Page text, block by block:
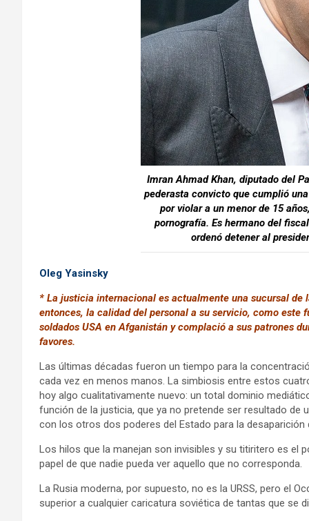
Imran Ahmad Khan, diputado del
pederasta convicto que cumplió
por violar a un menor de 15
pornografía. Es hermano del
ordenó detener al
Oleg Yasinsky
* La justicia internacional es actualmente una sucursal
entonces, la calidad del personal a su servicio, como
soldados USA en Afganistán y complació a sus patrones
favores.
Las últimas décadas fueron un tiempo para la
cada vez en menos manos. La simbiosis entre estos
hoy algo cualitativamente nuevo: un total dominio
función de la justicia, que ya no pretende ser resultado
con los otros dos poderes del Estado para la desaparición
Los hilos que la manejan son invisibles y su titiritero es el
papel de que nadie pueda ver aquello que no corresponda.
La Rusia moderna, por supuesto, no es la URSS, pero el
superior a cualquier caricatura soviética de tantas que se